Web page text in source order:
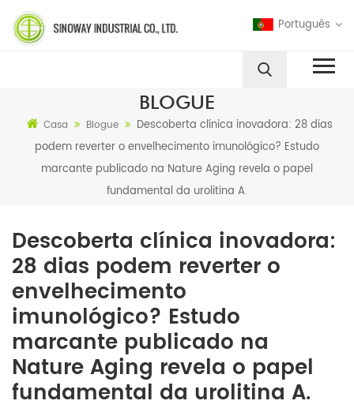
Português
BLOGUE
Casa Blogue
Descoberta clínica inovadora: 28 dias
podem reverter o envelhecimento imunológico? Estudo
marcante publicado na Nature Aging revela o papel
fundamental da urolitina A.
Descoberta clínica inovadora:
28 dias podem reverter o
envelhecimento
imunológico? Estudo
marcante publicado na
Nature Aging revela o papel
fundamental da urolitina A.